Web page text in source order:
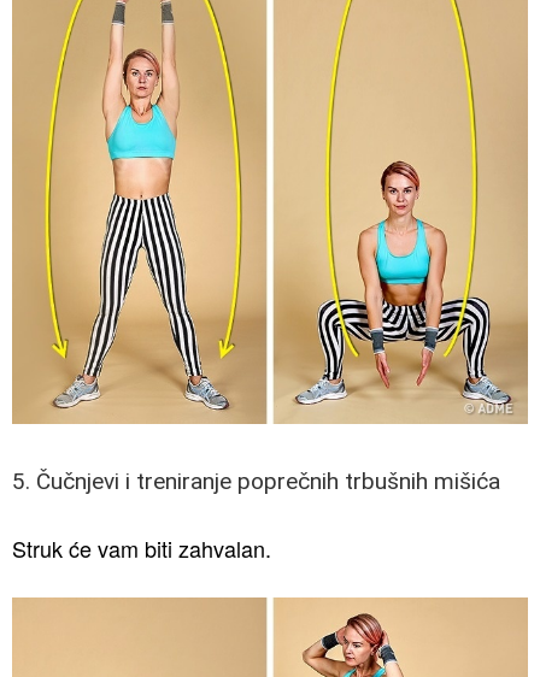
5. Čučnjevi i treniranje poprečnih trbušnih mišića
Struk će vam biti zahvalan.